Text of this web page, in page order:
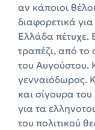
αν κάποιοι
διαφορετικά
Ελλάδα πέτυχε.
τραπέζι, από το
του Αυγούστου.
γενναιόδωρος.
και σίγουρα
για τα
του πολιτικού